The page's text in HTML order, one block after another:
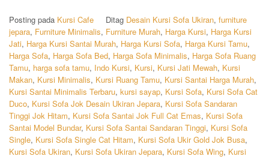
Posting pada Kursi Cafe Ditag Desain Kursi Sofa Ukiran, furniture
jepara, Furniture Minimalis, Furniture Murah, Harga Kursi, Harga Kursi
Jati, Harga Kursi Santai Murah, Harga Kursi Sofa, Harga Kursi Tamu,
Harga Sofa, Harga Sofa Bed, Harga Sofa Minimalis, Harga Sofa Ruang
Tamu, harga sofa tamu, Indo Kursi, Kursi, Kursi Jati Mewah, Kursi
Makan, Kursi Minimalis, Kursi Ruang Tamu, Kursi Santai Harga Murah,
Kursi Santai Minimalis Terbaru, kursi sayap, Kursi Sofa, Kursi Sofa Cat
Duco, Kursi Sofa Jok Desain Ukiran Jepara, Kursi Sofa Sandaran
Tinggi Jok Hitam, Kursi Sofa Santai Jok Full Cat Emas, Kursi Sofa
Santai Model Bundar, Kursi Sofa Santai Sandaran Tinggi, Kursi Sofa
Single, Kursi Sofa Single Cat Hitam, Kursi Sofa Ukir Gold Jok Busa,
Kursi Sofa Ukiran, Kursi Sofa Ukiran Jepara, Kursi Sofa Wing, Kursi